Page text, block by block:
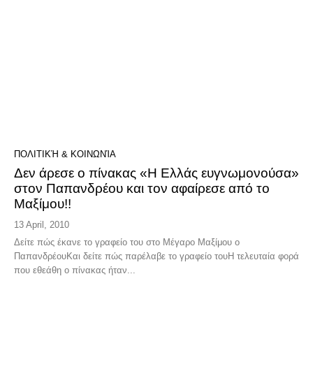
ΠΟΛΙΤΙΚΉ & ΚΟΙΝΩΝΊΑ
Δεν άρεσε ο πίνακας «H Eλλάς ευγνωμονούσα»
στον Παπανδρέου και τον αφαίρεσε από το
Μαξίμου!!
13 April, 2010
Δείτε πώς έκανε το γραφείο του στο Μέγαρο Μαξίμου ο
ΠαπανδρέουΚαι δείτε πώς παρέλαβε το γραφείο τουΗ τελευταία φορά
που εθεάθη ο πίνακας ήταν...